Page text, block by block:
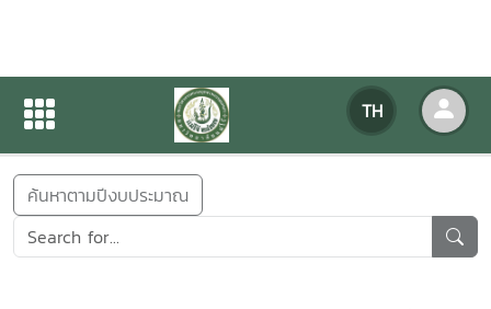
TH
ข่าวสารกิจกรรม
ข่าวสารกิจกรรม
ค้นหาตามปีงบประมาณ